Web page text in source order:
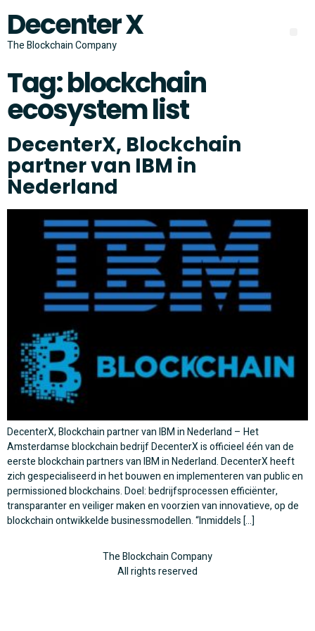
Decenter X
The Blockchain Company
Tag:blockchain
ecosystem list
DecenterX, Blockchain
partner van IBM in
Nederland
DecenterX, Blockchain partner van IBM in Nederland – Het
Amsterdamse blockchain bedrijf DecenterX is officieel één van de
eerste blockchain partners van IBM in Nederland. DecenterX heeft
zich gespecialiseerd in het bouwen en implementeren van public en
permissioned blockchains. Doel: bedrijfsprocessen efficiënter,
transparanter en veiliger maken en voorzien van innovatieve, op de
blockchain ontwikkelde businessmodellen. “Inmiddels […]
The Blockchain Company
All rights reserved